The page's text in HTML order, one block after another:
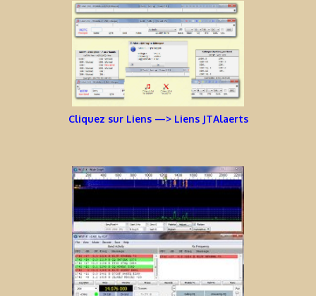
Cliquez sur Liens —> Liens JTAlaerts